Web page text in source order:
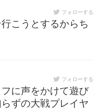
フォローする
こうとするからち
フォローする
に声をかけて遊び
ずの大戦プレイヤ